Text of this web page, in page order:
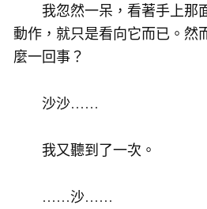
我忽然一呆，看著手上那
動作，就只是看向它而已。
麼一回事？
沙沙……
我又聽到了一次。
……沙……